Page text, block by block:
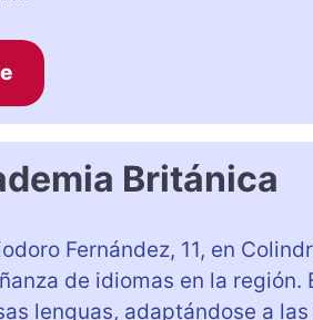
Británica
Fernández, 11, en
de idiomas en la región.
lenguas, adaptándose a